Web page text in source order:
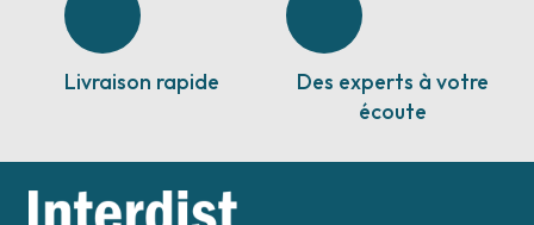
Livraison rapide
Des experts à votre
écoute